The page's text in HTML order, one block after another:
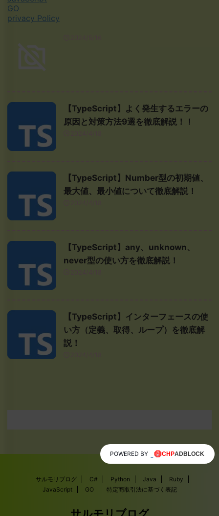
GO
privacy Policy
【TypeScript】よく発生するエラーの
原因と対策方法9選を徹底解説！！
【TypeScript】Number型の初期値、
最大値、最小値について徹底解説！
【TypeScript】any、unknown、
never型の使い方を徹底解説！
【TypeScript】インターフェースの使
い方（定義、取得、ループ）を徹底解
説！
サルモリブログ C# Python Java
Ruby
JavaScript
GO 特定商取引法に基づく表記
POWERED BY